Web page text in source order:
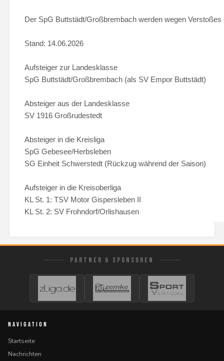
Der SpG Buttstädt/Großbrembach werden wegen
Stand: 14.06.2026
Aufsteiger zur Landesklasse
SpG Buttstädt/Großbrembach (als SV Empor Buttstädt)
Absteiger aus der Landesklasse
SV 1916 Großrudestedt
Absteiger in die Kreisliga
SpG Gebesee/Herbsleben
SG Einheit Schwerstedt (Rückzug während der Saison)
Aufsteiger in die Kreisoberliga
KL St. 1: TSV Motor Gispersleben II
KL St. 2: SV Frohndorf/Orlishausen
PARTNER & SPONSOREN
NAVIGATION
Startseite
Nachrichten